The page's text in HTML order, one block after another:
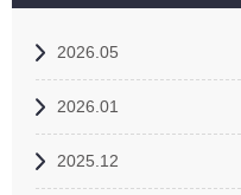
2026.05
2026.01
2025.12